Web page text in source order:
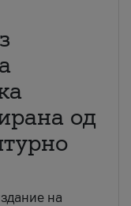
од
на